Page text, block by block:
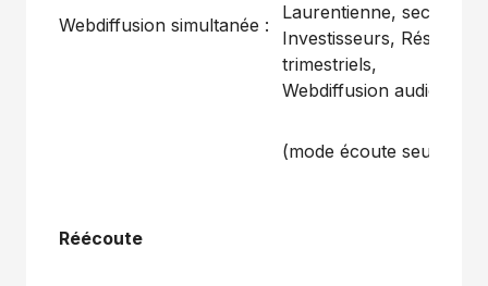
Webdiffusion simultanée :
Laurentienne, section
Investisseurs, Résultats
trimestriels,
Webdiffusion audio
(mode écoute
Réécoute